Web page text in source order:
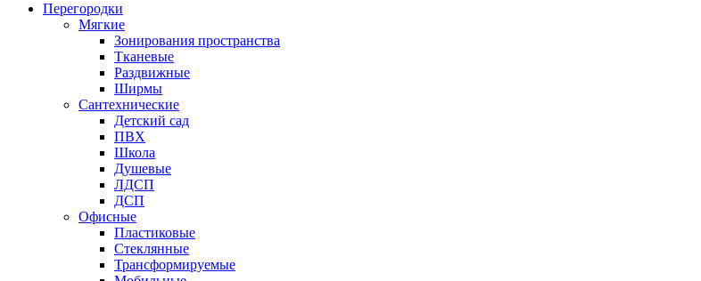
Перегородки
Мягкие
Зонирования пространства
Тканевые
Раздвижные
Ширмы
Сантехнические
Детский сад
ПВХ
Школа
Душевые
ЛДСП
ДСП
Офисные
Пластиковые
Стеклянные
Трансформируемые